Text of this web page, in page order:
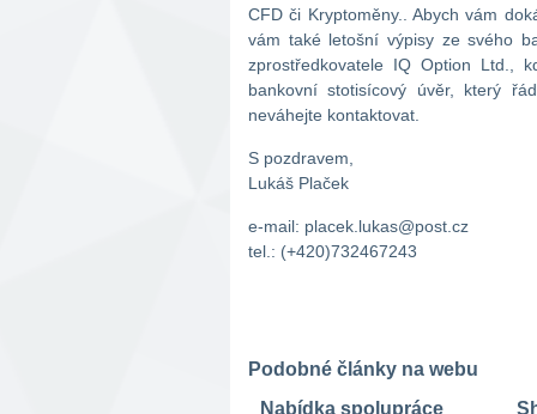
CFD či Kryptoměny.. Abych vám
vám také letošní výpisy ze svého
zprostředkovatele IQ Option Ltd.,
bankovní stotisícový úvěr, který
neváhejte kontaktovat.
S pozdravem,
Lukáš Plaček
e-mail: placek.lukas@post.cz
tel.: (+420)732467243
Podobné články na webu
Nabídka spolupráce